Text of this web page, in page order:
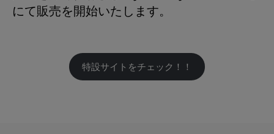
にて販売を開始いたします。
特設サイトをチェック！！